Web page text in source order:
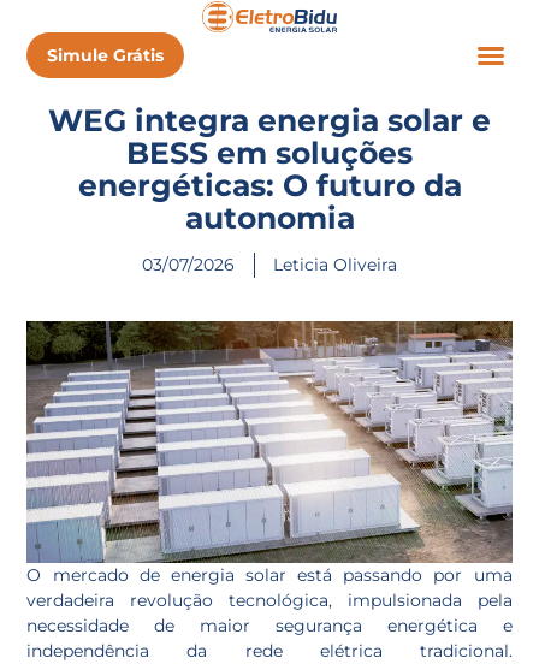
Simule Grátis
WEG integra energia solar e
BESS em soluções
energéticas: O futuro da
autonomia
03/07/2026 Leticia Oliveira
O mercado de energia solar está passando por uma
verdadeira revolução tecnológica, impulsionada pela
necessidade de maior segurança energética e
independência da rede elétrica tradicional.